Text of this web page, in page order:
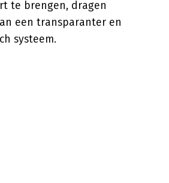
te brengen, dragen
een transparanter en
systeem.